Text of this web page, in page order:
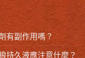
有副作用嗎？
持久液應注意什麼？